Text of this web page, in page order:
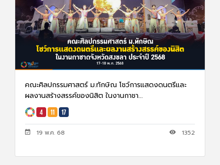
คณะศิลปกรรมศาสตร์ ม.ทักษิณ โชว์การแสดงดนตรีและ
ผลงานสร้างสรรค์ของนิสิต ในงานกาชา...
19 พ.ค. 68 1352